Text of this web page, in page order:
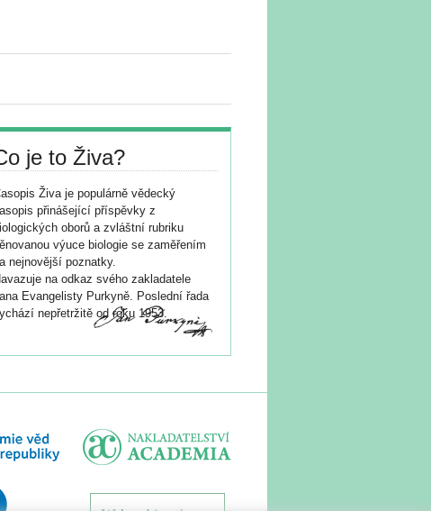
je to Živa?
Živa je populárně vědecký
přinášející příspěvky z
oborů a zvláštní rubriku
výuce biologie se zaměřením
nejnovější poznatky.
na odkaz svého zakladatele
Evangelisty Purkyně. Poslední řada
nepřetržitě od roku 1953.